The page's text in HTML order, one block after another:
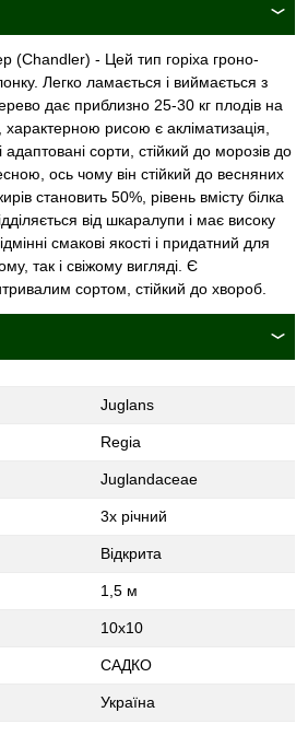
(Chandler) - Цей тип горіха гроно-
Легко ламається і виймається з
дає приблизно 25-30 кг плодів на
характерною рисою є акліматизація,
сорти, стійкий до морозів до
ось чому він стійкий до весняних
становить 50%, рівень вмісту білка
від шкаралупи і має високу
смакові якості і придатний для
так і свіжому вигляді. Є
сортом, стійкий до хвороб.
Juglans
Regia
Juglandaceae
3х річний
Відкрита
1,5 м
10х10
САДКО
Україна